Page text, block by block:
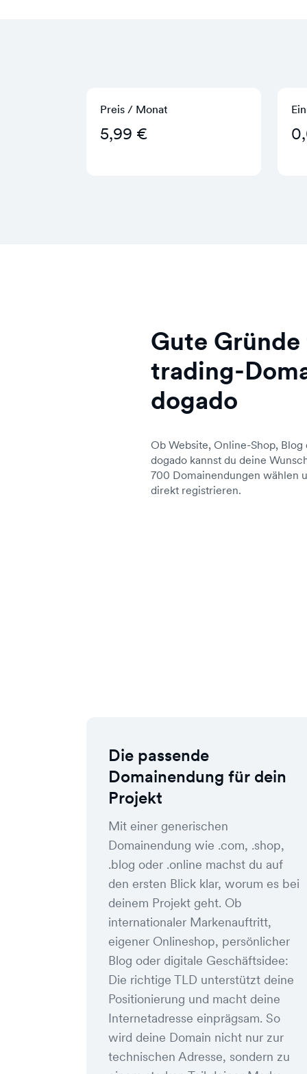
Preis / Monat
5,99 €
Gute
trading-
dogado
Ob Website, Online-Shop,
dogado kannst du deine
700 Domainendungen wählen
direkt registrieren.
Die passende
Domainendung für dein
Projekt
Mit einer generischen
Domainendung wie .com, .shop,
.blog oder .online machst du auf
den ersten Blick klar, worum es bei
deinem Projekt geht. Ob
internationaler Markenauftritt,
eigener Onlineshop, persönlicher
Blog oder digitale Geschäftsidee:
Die richtige TLD unterstützt deine
Positionierung und macht deine
Internetadresse einprägsam. So
wird deine Domain nicht nur zur
technischen Adresse, sondern zu